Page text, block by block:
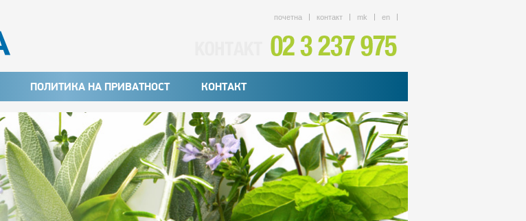
почетна контакт mk en
ПОЛИТИКА НА ПРИВАТНОСТ КОНТАКТ